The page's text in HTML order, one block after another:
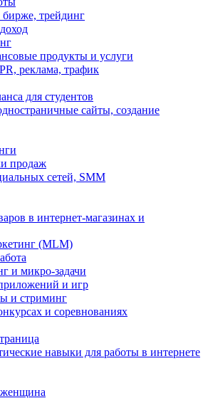
трейдинг
продукты и услуги
реклама, трафик
для студентов
сайты, создание
продаж
сетей, SMM
в интернет-магазинах и
(MLM)
и микро-задачи
и игр
и стриминг
и соревнованиях
навыки для работы в интернете